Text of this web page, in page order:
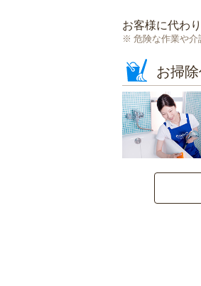
お客様に代わり
危険な作業や介
お掃